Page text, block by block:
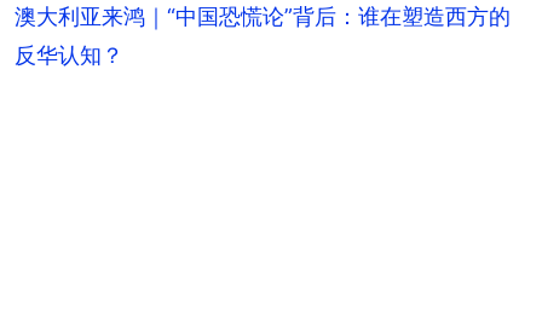
澳大利亚来鸿｜“中国恐慌论”背后：谁在塑造西方的
反华认知？